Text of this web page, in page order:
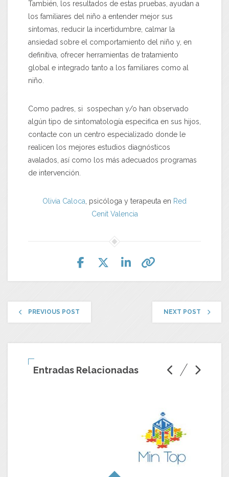
También, los resultados de estas pruebas, ayudan a
los familiares del niño a entender mejor sus
síntomas, reducir la incertidumbre, calmar la
ansiedad sobre el comportamiento del niño y, en
definitiva, ofrecer herramientas de tratamiento
global e integrado tanto a los familiares como al
niño.
Como padres, si sospechan y/o han observado
algún tipo de sintomatología especifica en sus hijos,
contacte con un centro especializado donde le
realicen los mejores estudios diagnósticos
avalados, así como los más adecuados programas
de intervención.
Olivia Caloca , psicóloga y terapeuta en Red
Cenit Valencia
PREVIOUS POST NEXT POST
Entradas Relacionadas